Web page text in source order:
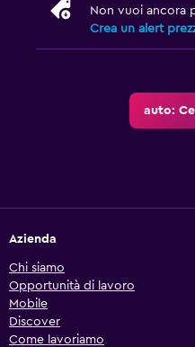
Non vuoi ancora
Crea un alert
auto:
Azienda
Chi siamo
Opportunità di lavoro
Mobile
Discover
Come lavoriamo